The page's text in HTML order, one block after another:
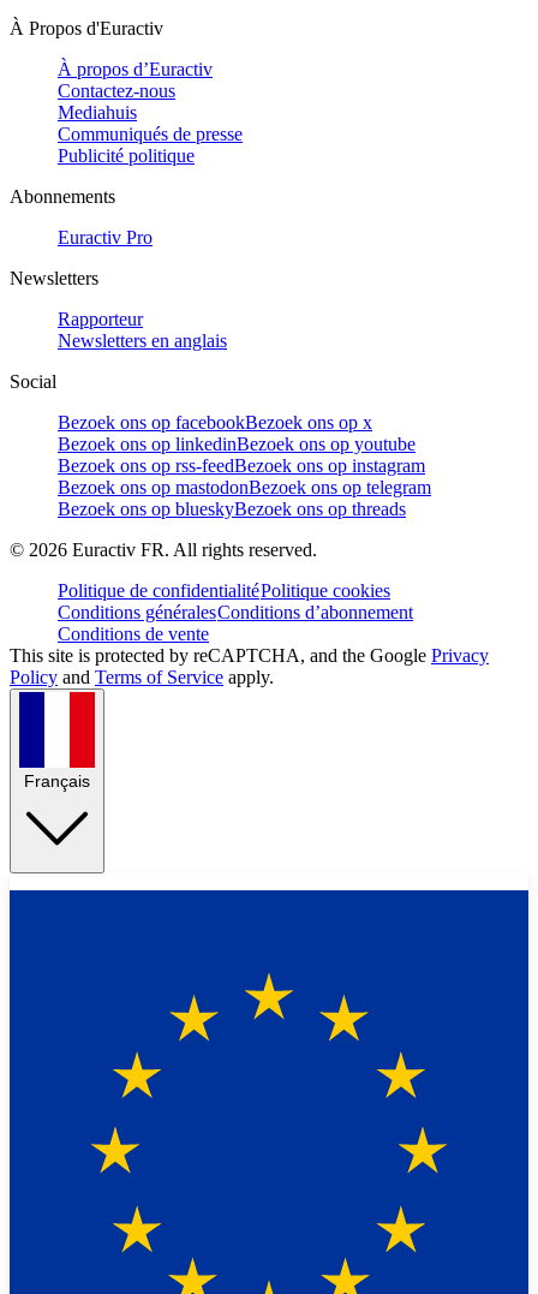
À Propos d'Euractiv
À propos d’Euractiv
Contactez-nous
Mediahuis
Communiqués de presse
Publicité politique
Abonnements
Euractiv Pro
Newsletters
Rapporteur
Newsletters en anglais
Social
Bezoek ons op facebookBezoek ons op x
Bezoek ons op linkedinBezoek ons op youtube
Bezoek ons op rss-feedBezoek ons op instagram
Bezoek ons op mastodonBezoek ons op telegram
Bezoek ons op blueskyBezoek ons op threads
© 2026 Euractiv FR. All rights reserved.
Politique de confidentialitéPolitique cookies
Conditions généralesConditions d’abonnement
Conditions de vente
This site is protected by reCAPTCHA, and the Google Privacy
Policy and Terms of Service apply.
Français